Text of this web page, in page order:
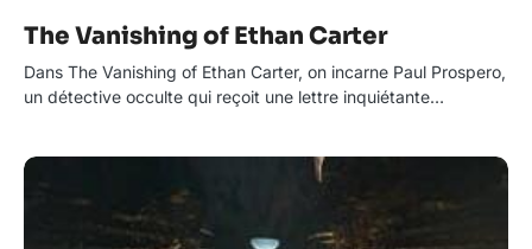
The Vanishing of Ethan Carter
Dans The Vanishing of Ethan Carter, on incarne Paul Prospero,
un détective occulte qui reçoit une lettre inquiétante…